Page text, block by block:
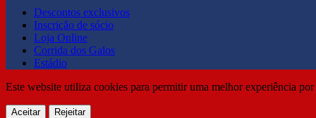
Descontos exclusivos
Inscrição de sócio
Loja Online
Corrida dos Galos
Estádio
Este website utiliza cookies para permitir uma melhor experiência
Aceitar Rejeitar